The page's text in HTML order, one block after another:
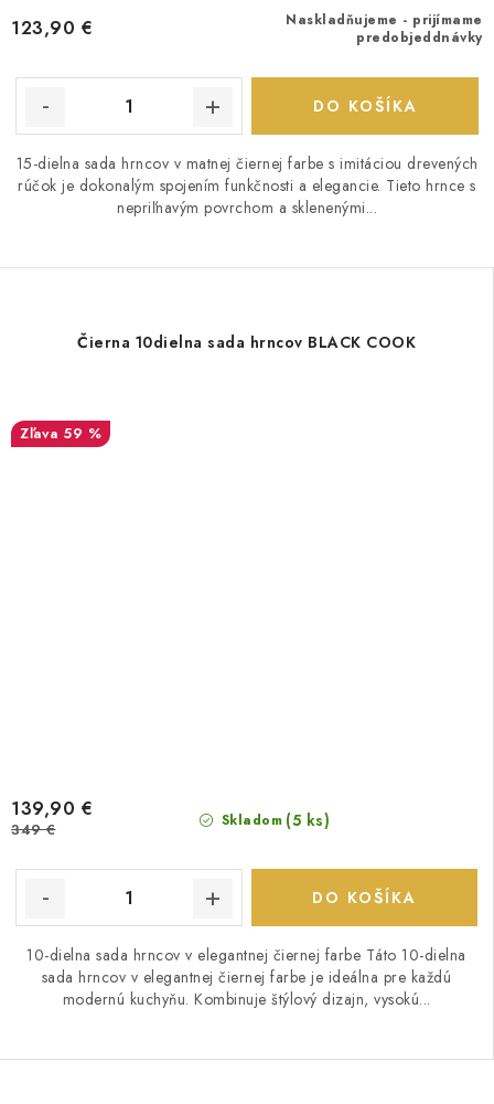
Naskladňujeme - prijímame
predobjeddnávky
123,90 €
DO KOŠÍKA
15-dielna sada hrncov v matnej čiernej farbe s imitáciou drevených
rúčok je dokonalým spojením funkčnosti a elegancie. Tieto hrnce s
nepriľnavým povrchom a sklenenými...
Čierna 10dielna sada hrncov BLACK COOK
59 %
Skladom (5 ks)
139,90 €
349 €
DO KOŠÍKA
10-dielna sada hrncov v elegantnej čiernej farbe Táto 10-dielna
sada hrncov v elegantnej čiernej farbe je ideálna pre každú
modernú kuchyňu. Kombinuje štýlový dizajn, vysokú...